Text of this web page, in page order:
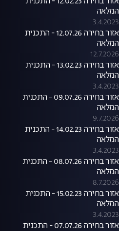
המלאה
3.4.2023
אזור בחירה 12.07.26 - התכנית
המלאה
12.7.2026
אזור בחירה 13.02.23 - התכנית
המלאה
3.4.2023
אזור בחירה 09.07.26 - התכנית
המלאה
9.7.2026
אזור בחירה 14.02.23 - התכנית
המלאה
3.4.2023
אזור בחירה 08.07.26 - התכנית
המלאה
8.7.2026
אזור בחירה 15.02.23 - התכנית
המלאה
3.4.2023
אזור בחירה 07.07.26 - התכנית